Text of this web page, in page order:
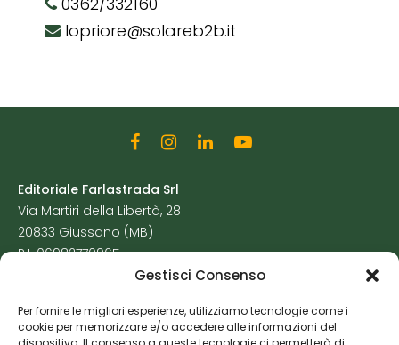
Gestisci Consenso
Per fornire le migliori esperienze, utilizziamo tecnologie come i
cookie per memorizzare e/o accedere alle informazioni del
lopriore@solareb2b.it
Editoriale Farlastrada Srl
Via Martiri della Libertà, 28
20833 Giussano (MB)
P.I. 06982770965
Cookie Policy
Risorse Aggiuntive